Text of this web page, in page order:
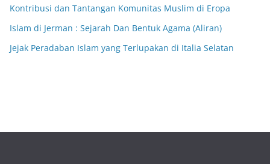
Kontribusi dan Tantangan Komunitas Muslim di Eropa
Islam di Jerman : Sejarah Dan Bentuk Agama (Aliran)
Jejak Peradaban Islam yang Terlupakan di Italia Selatan